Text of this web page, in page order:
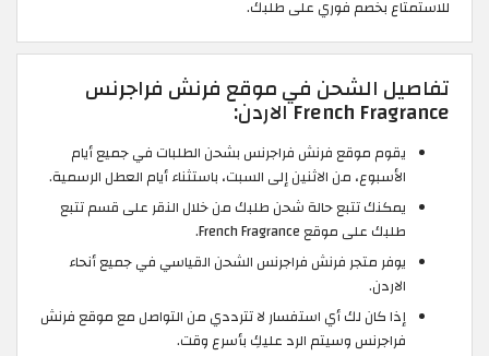
للاستمتاع بخصم فوري على طلبك.
تفاصيل الشحن في موقع فرنش فراجرنس
French Fragrance الاردن:
يقوم موقع فرنش فراجرنس بشحن الطلبات في جميع أيام
الأسبوع، من الاثنين إلى السبت، باستثناء أيام العطل الرسمية.
يمكنك تتبع حالة شحن طلبك من خلال النقر على قسم تتبع
طلبك على موقع French Fragrance.
يوفر متجر فرنش فراجرنس الشحن القياسي في جميع أنحاء
الاردن.
إذا كان لك أي استفسار لا تترددي من التواصل مع موقع فرنش
فراجرنس وسيتم الرد عليكِ بأسرع وقت.